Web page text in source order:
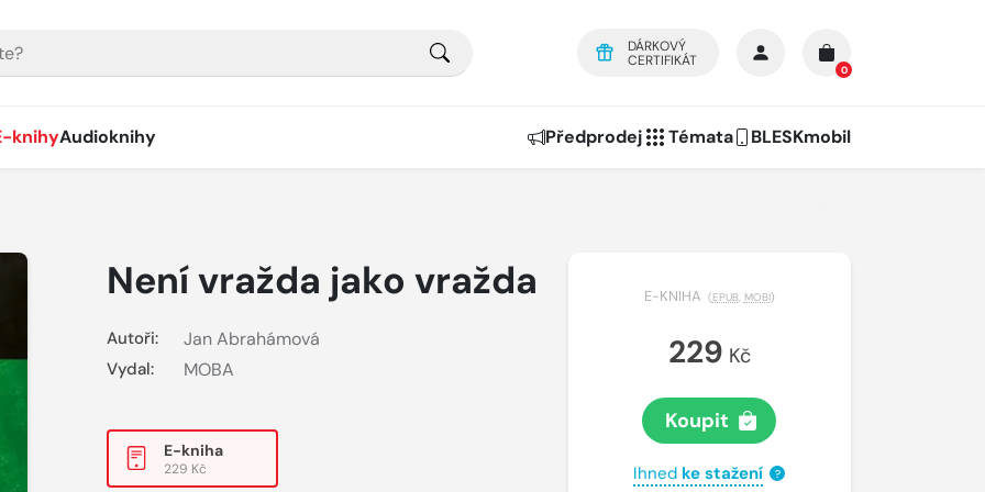
DÁRKOVÝ
CERTIFIKÁT
0
knihyAudioknihy Předprodej Témata BLESKmobil
Není vražda jako vražda
Autoři: Jan Abrahámová
Vydal: MOBA
E-kniha
229 Kč
E-KNIHA (EPUB, MOBI)
229 Kč
Koupit
Ihned ke stažení ?